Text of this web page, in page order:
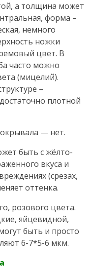
а толщина может
форма –
немного
ножки
цвет. В
часто можно
(мицелий).
–
плотной
— нет.
быть с жёлто-
вкуса и
(срезах,
оттенка.
розового цвета.
яйцевидной,
быть и просто
6-7*5-6 мкм.